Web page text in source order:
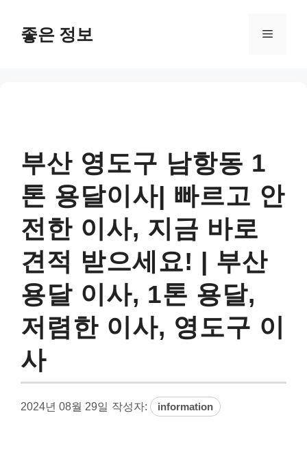
좋은 정보 메
부산 영도구 남항동 1
톤 용달이사| 빠르고 안
전한 이사, 지금 바로
견적 받으세요! | 부산
용달 이사, 1톤 용달,
저렴한 이사, 영도구 이
사
2024년 08월 29일 작성자: information